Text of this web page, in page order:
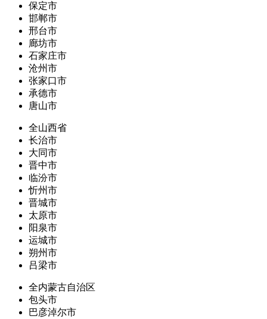
保定市
邯郸市
邢台市
廊坊市
石家庄市
沧州市
张家口市
承德市
唐山市
全山西省
长治市
大同市
晋中市
临汾市
忻州市
晋城市
太原市
阳泉市
运城市
朔州市
吕梁市
全内蒙古自治区
包头市
巴彦淖尔市